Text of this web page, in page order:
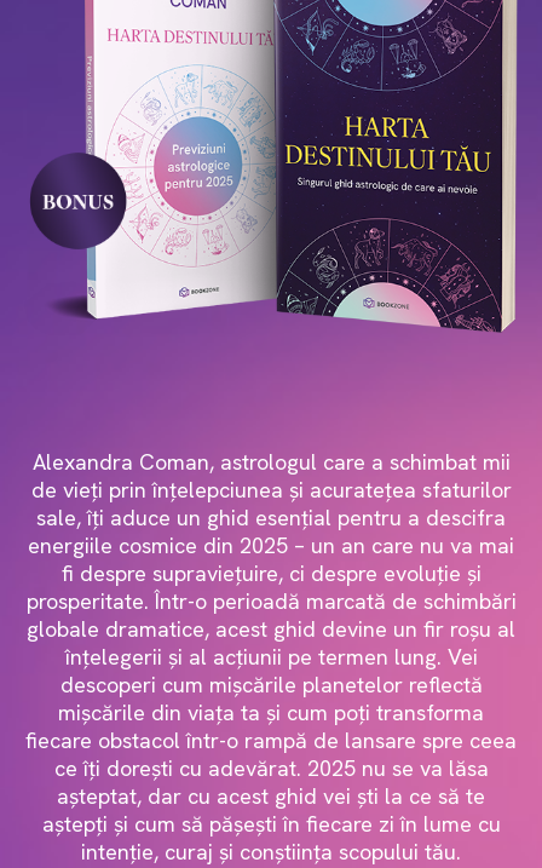
Alexandra Coman, astrologul care a schimbat mii
de vieți prin înțelepciunea și acuratețea sfaturilor
sale, îți aduce un ghid esențial pentru a descifra
energiile cosmice din 2025 – un an care nu va mai
fi despre supraviețuire, ci despre evoluție și
prosperitate. Într-o perioadă marcată de schimbări
globale dramatice, acest ghid devine un fir roșu al
înțelegerii și al acțiunii pe termen lung. Vei
descoperi cum mișcările planetelor reflectă
mișcările din viața ta și cum poți transforma
fiecare obstacol într-o rampă de lansare spre ceea
ce îți dorești cu adevărat. 2025 nu se va lăsa
așteptat, dar cu acest ghid vei ști la ce să te
aștepți și cum să pășești în fiecare zi în lume cu
intenție, curaj și conștiința scopului tău.